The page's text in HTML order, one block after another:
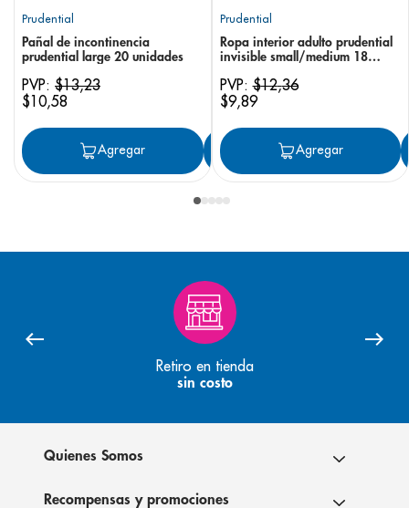
Prudential
Pañal de incontinencia
prudential large 20 unidades
PVP: $13,23
$10,58
Agregar Agregar
Prudential
Ropa interior adulto prudential
invisible small/medium 18
PVP:$12,36
$9,89
Agregar
Retiro en tienda
sin costo
Quienes Somos
Recompensas y promociones